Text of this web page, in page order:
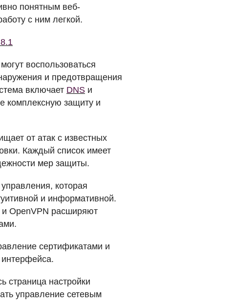
понятным веб-
с ним легкой.
воспользоваться
и предотвращения
включает DNS и
комплексную защиту и
от атак с известных
Каждый список имеет
мер защиты.
которая
и информативной.
и OpenVPN расширяют
сертификатами и
страница настройки
управление сетевым